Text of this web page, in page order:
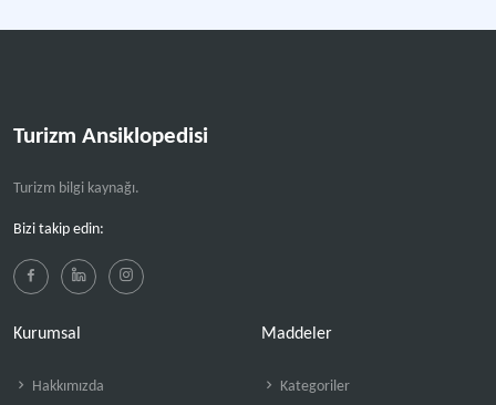
Turizm Ansiklopedisi
Turizm bilgi kaynağı.
Bizi takip edin:
Kurumsal
Hakkımızda
Maddeler
Kategoriler